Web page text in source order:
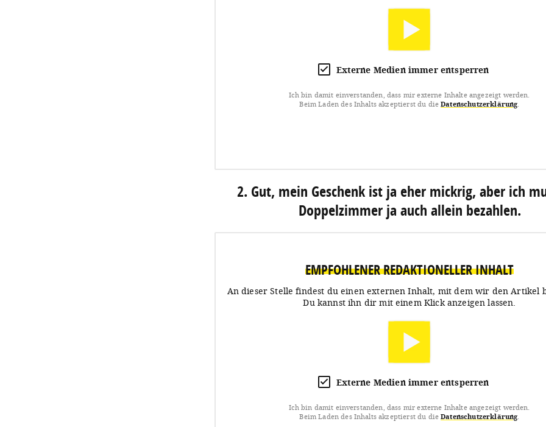
Externe Medien immer entsperren
Ich bin damit einverstanden, dass mir externe Inhalte angezeigt werden.
Beim Laden des Inhalts akzeptierst du dieDatenschutzerklärung
2. Gut, mein Geschenk ist ja eher mickrig, aber ich
Doppelzimmer ja auch allein bezahlen.
EMPFOHLENER REDAKTIONELLER INHALT
An dieser Stelle findest du einen externen Inhalt, mit dem wir den Artikel
Du kannst ihn dir mit einem Klick anzeigen lassen.
Externe Medien immer entsperren
Ich bin damit einverstanden, dass mir externe Inhalte angezeigt werden.
Beim Laden des Inhalts akzeptierst du dieDatenschutzerklärung.